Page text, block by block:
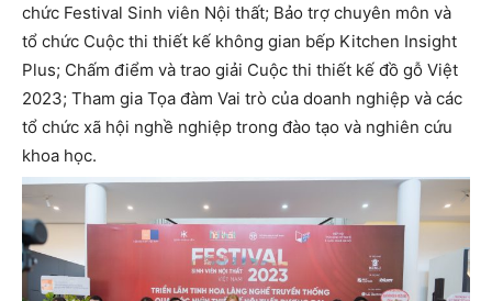
chức Festival Sinh viên Nội thất; Bảo trợ chuyên môn và
tổ chức Cuộc thi thiết kế không gian bếp Kitchen Insight
Plus; Chấm điểm và trao giải Cuộc thi thiết kế đồ gỗ Việt
2023; Tham gia Tọa đàm Vai trò của doanh nghiệp và các
tổ chức xã hội nghề nghiệp trong đào tạo và nghiên cứu
khoa học.